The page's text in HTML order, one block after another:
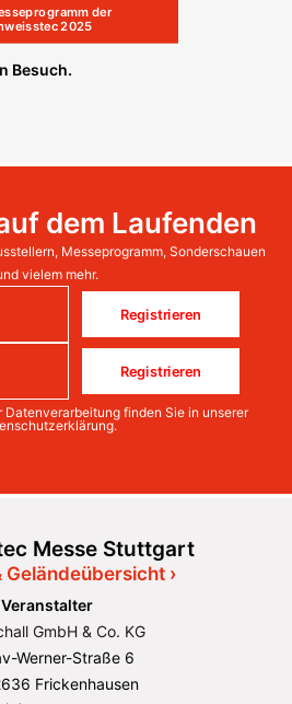
der
2025
Besuch.
dem Laufenden
Messeprogramm, Sonderschauen
vielem mehr.
Registrieren
Registrieren
Datenverarbeitung finden Sie in unserer
.
Messe Stuttgart
Geländeübersicht ›
Veranstalter
GmbH & Co. KG
Werner-Straße 6
Frickenhausen